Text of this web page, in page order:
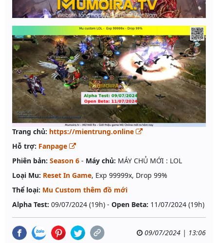
Trang chủ: https://mientrung.online
Hỗ trợ: Fanpage
Phiên bản: Season 6 - Máy chủ: MÁY CHỦ MỚI : LOL
Loại Mu: Reset In Game, Exp 99999x, Drop 99%
Thể loại: Mu Custom thêm đồ mới
Alpha Test: 09/07/2024 (19h) - Open Beta: 11/07/2024 (19h)
09/07/2024 | 13:06